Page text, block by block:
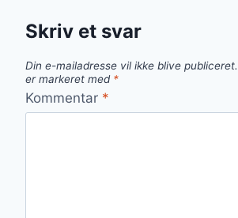
Skriv et svar
Din e-mailadresse vil ikke blive publiceret.
er markeret med *
Kommentar *